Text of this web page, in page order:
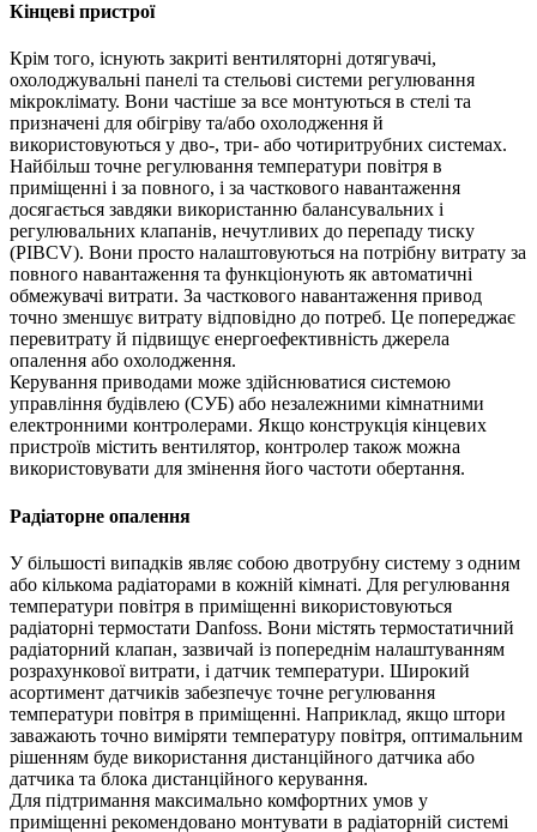
Кінцеві пристрої
Крім того, існують закриті вентиляторні дотягувачі,
охолоджувальні панелі та стельові системи регулювання
мікроклімату. Вони частіше за все монтуються в стелі та
призначені для обігріву та/або охолодження й
використовуються у дво-, три- або чотиритрубних системах.
Найбільш точне регулювання температури повітря в
приміщенні і за повного, і за часткового навантаження
досягається завдяки використанню балансувальних і
регулювальних клапанів, нечутливих до перепаду тиску
(PIBCV). Вони просто налаштовуються на потрібну витрату за
повного навантаження та функціонують як автоматичні
обмежувачі витрати. За часткового навантаження привод
точно зменшує витрату відповідно до потреб. Це попереджає
перевитрату й підвищує енергоефективність джерела
опалення або охолодження.
Керування приводами може здійснюватися системою
управління будівлею (СУБ) або незалежними кімнатними
електронними контролерами. Якщо конструкція кінцевих
пристроїв містить вентилятор, контролер також можна
використовувати для змінення його частоти обертання.
Радіаторне опалення
У більшості випадків являє собою двотрубну систему з одним
або кількома радіаторами в кожній кімнаті. Для регулювання
температури повітря в приміщенні використовуються
радіаторні термостати Danfoss. Вони містять термостатичний
радіаторний клапан, зазвичай із попереднім налаштуванням
розрахункової витрати, і датчик температури. Широкий
асортимент датчиків забезпечує точне регулювання
температури повітря в приміщенні. Наприклад, якщо штори
заважають точно виміряти температуру повітря, оптимальним
рішенням буде використання дистанційного датчика або
датчика та блока дистанційного керування.
Для підтримання максимально комфортних умов у
приміщенні рекомендовано монтувати в радіаторній системі